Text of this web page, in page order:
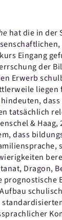
hat die in der
Eingang
der
Erwerb
tatsächlich
&
dass
Dragon,